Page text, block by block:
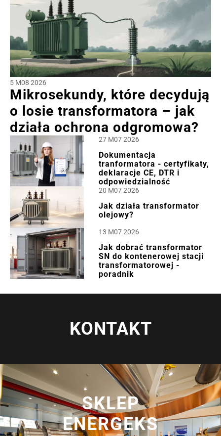
5 M08 2026
Mikrosekundy, które decydują
o losie transformatora – jak
działa ochrona odgromowa?
27 M07 2026
Dokumentacja
tranformatora - certyfikaty,
deklaracje CE, DTR i
odpowiedzialność
20 M07 2026
Jak działa transformator
olejowy?
13 M07 2026
Jak dobrać transformator
SN do kontenerowej stacji
transformatorowej -
poradnik
KONTAKT
SKLEP
ENERGEKS